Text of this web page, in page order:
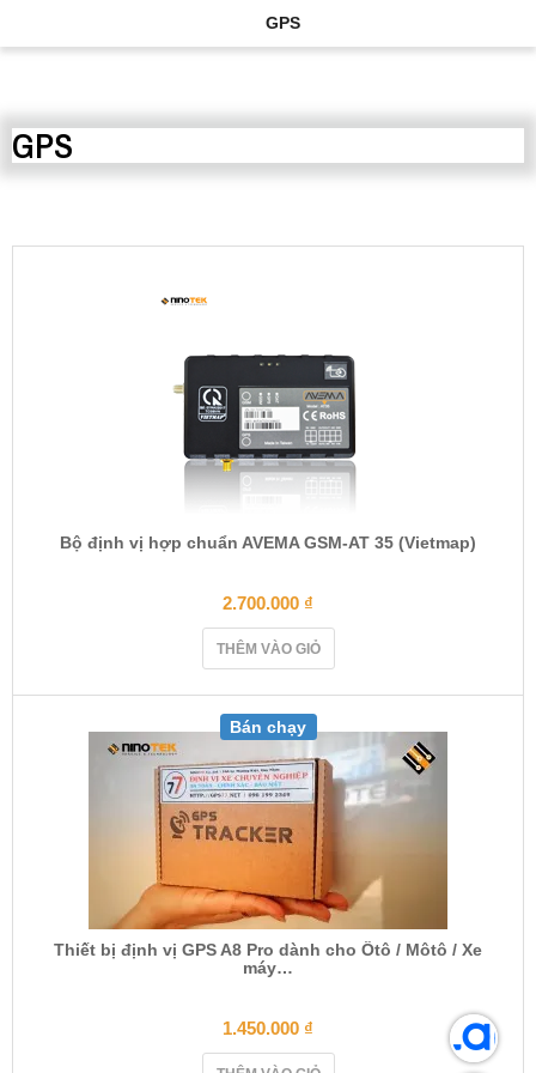
GPS
GPS
Bộ định vị hợp chuẩn AVEMA GSM-AT 35 (Vietmap)
2.700.000 ₫
THÊM VÀO GIỎ
Bán chạy
Thiết bị định vị GPS A8 Pro dành cho Ôtô / Môtô / Xe
máy…
1.450.000 ₫